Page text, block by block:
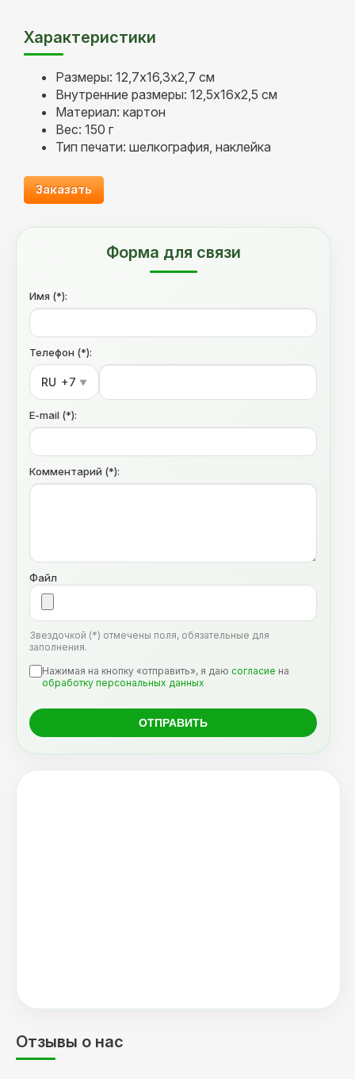
Характеристики
Размеры: 12,7х16,3х2,7 см
Внутренние размеры: 12,5х16х2,5 см
Материал: картон
Вес: 150 г
Тип печати: шелкография, наклейка
Заказать
Форма для связи
Имя (*):
Телефон (*):
RU +7 ▼
E-mail (*):
Комментарий (*):
Файл
Звездочкой (*) отмечены поля, обязательные для
заполнения.
Нажимая на кнопку «отправить», я даю согласие на
обработку персональных данных
Отзывы о нас